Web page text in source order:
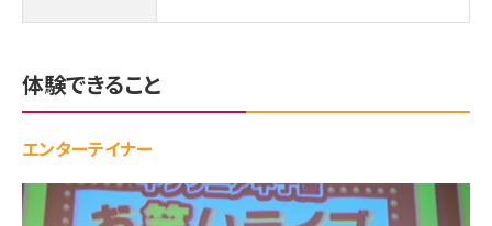
体験できること
エンターテイナー